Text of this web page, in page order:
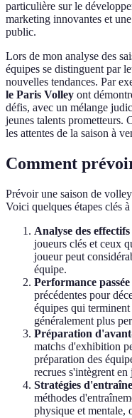
particulière sur le
marketing innovantes et
public.
Lors de mon analyse des
équipes se distinguent par
nouvelles tendances. Par
le Paris Volley ont
défis, avec un mélange
jeunes talents prometteurs.
les attentes de la saison à
Comment
Prévoir une saison de
Voici quelques étapes clés
Analyse des effectifs
joueurs clés et ceux
joueur peut
équipe.
Performance passée
précédentes pour
équipes qui
généralement plus
Préparation
matchs d'exhibition
préparation des
recrues s'intègrent en
Stratégies
méthodes
physique et mentale,